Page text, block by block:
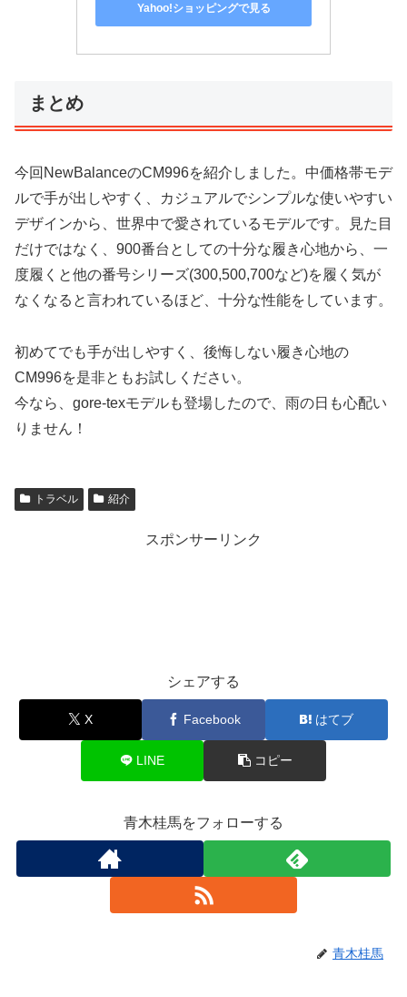
Yahoo!ショッピングで見る
まとめ
今回NewBalanceのCM996を紹介しました。中価格帯モデ
ルで手が出しやすく、カジュアルでシンプルな使いやすい
デザインから、世界中で愛されているモデルです。見た目
だけではなく、900番台としての十分な履き心地から、一
度履くと他の番号シリーズ(300,500,700など)を履く気が
なくなると言われているほど、十分な性能をしています。
初めてでも手が出しやすく、後悔しない履き心地の
CM996を是非ともお試しください。
今なら、gore-texモデルも登場したので、雨の日も心配い
りません！
トラベル 紹介
スポンサーリンク
シェアする
X Facebook はてブ
LINE コピー
青木桂馬をフォローする
青木桂馬